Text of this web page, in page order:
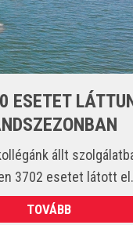
EL A
és csak a
el. (VIDEÓ)